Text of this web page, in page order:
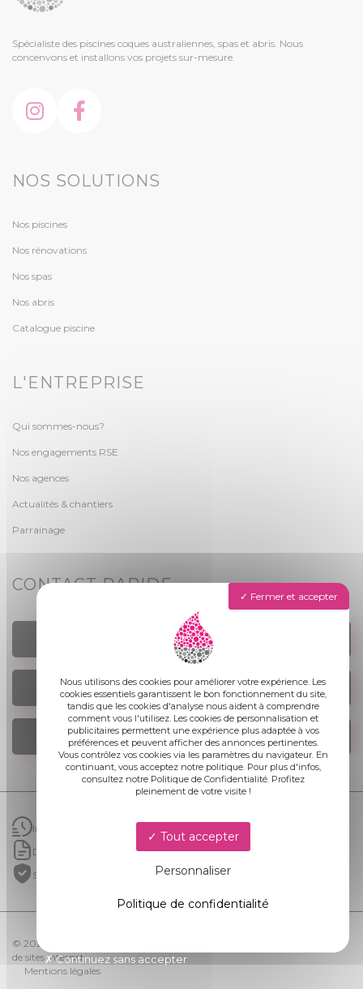
Spécialiste des piscines coques australiennes, spas et abris. Nous
concenvons et installons vos projets sur-mesure.
NOS SOLUTIONS
Nos piscines
Nos rénovations
Nos spas
Nos abris
Catalogue piscine
L'ENTREPRISE
Qui sommes-nous?
Nos engagements RSE
Nos agences
Actualités & chantiers
Parrainage
CONTACT RAPIDE
TROUVER UN AGENCE
NOUS ÉCRIRE
NOUS REJOINDRE
Intervention rapide
Devis gratuit sans engagement
Structure garantie 50ans
© 2026 AQUA PENSEZ-VOUS ? | LINKWEB Création et référencement
de sites internet
Mentions légales
Fermer et accepter
Nous utilisons des cookies pour améliorer votre expérience. Les
cookies essentiels garantissent le bon fonctionnement du site,
tandis que les cookies d'analyse nous aident à comprendre
comment vous l'utilisez. Les cookies de personnalisation et
publicitaires permettent une expérience plus adaptée à vos
préférences et peuvent afficher des annonces pertinentes.
Vous contrôlez vos cookies via les paramètres du navigateur. En
continuant, vous acceptez notre politique. Pour plus d'infos,
consultez notre Politique de Confidentialité. Profitez
pleinement de votre visite !
Tout accepter
Personnaliser
Politique de confidentialité
Continuez sans accepter